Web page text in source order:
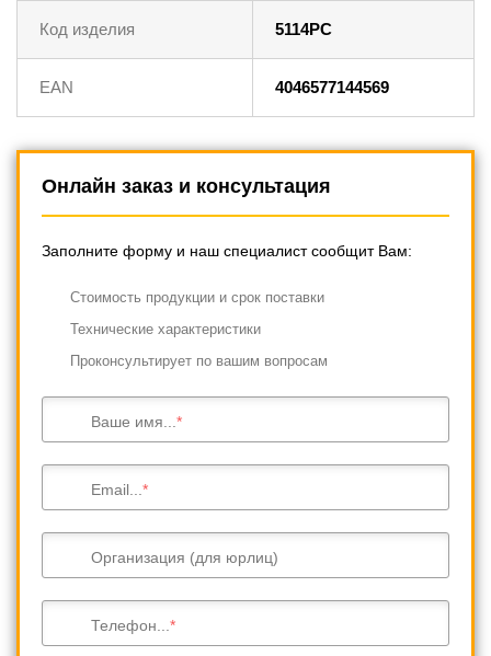
Код изделия 5114PC
EAN 4046577144569
Онлайн заказ и консультация
Заполните форму и наш специалист сообщит Вам:
Cтоимость продукции и срок поставки
Технические характеристики
Проконсультирует по вашим вопросам
Ваше имя...
Email...
Организация (для юрлиц)
Телефон...